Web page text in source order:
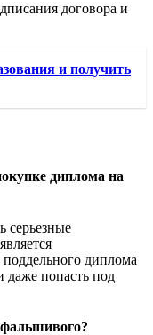
договора и
и получить
диплома на
серьезные
диплома
попасть под